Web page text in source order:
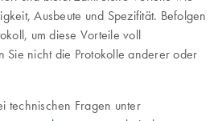
Ausbeute und Spezifität. Befolgen
um diese Vorteile voll
Sie nicht die Protokolle anderer oder
technischen Fragen unter